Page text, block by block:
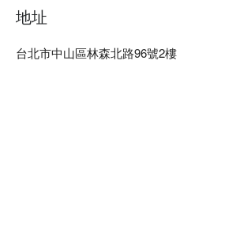
地址
台北市中山區林森北路96號2樓